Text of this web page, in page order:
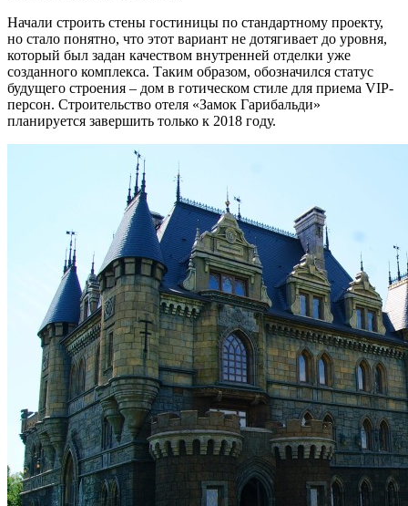
Начали строить стены гостиницы по стандартному проекту,
но стало понятно, что этот вариант не дотягивает до уровня,
который был задан качеством внутренней отделки уже
созданного комплекса. Таким образом, обозначился статус
будущего строения – дом в готическом стиле для приема VIP-
персон. Строительство отеля «Замок Гарибальди»
планируется завершить только к 2018 году.